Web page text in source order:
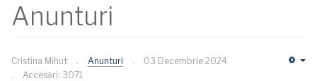
Anunturi
Cristina Mihut Anunturi
03 Decembrie 2024
Accesări: 3071